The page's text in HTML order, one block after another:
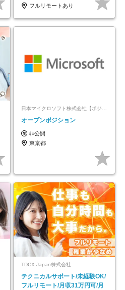
フルリモートあり
日本マイクロソフト株式会社【ポジションマッチ登録】
オープンポジション
非公開
東京都
TDCX Japan株式会社
テクニカルサポート/未経験OK/
フルリモート/月収31万円可/月